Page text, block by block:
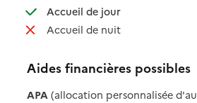
Accueil de jour: disponible
Accueil de nuit: non disponible
Aides financières possibles
APA (allocation personnalisée